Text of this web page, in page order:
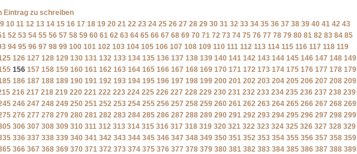
Eintrag zu schreiben
9 10 11 12 13 14 15 16 17 18 19 20 21 22 23 24 25 26 27 28 29 30 31 32 33 34 35 36 37 38 39 40 41 42 43
52 53 54 55 56 57 58 59 60 61 62 63 64 65 66 67 68 69 70 71 72 73 74 75 76 77 78 79 80 81 82 83 84 85
94 95 96 97 98 99 100 101 102 103 104 105 106 107 108 109 110 111 112 113 114 115 116 117 118 119
126 127 128 129 130 131 132 133 134 135 136 137 138 139 140 141 142 143 144 145 146 147 148 149
156 157 158 159 160 161 162 163 164 165 166 167 168 169 170 171 172 173 174 175 176 177 178 179
186 187 188 189 190 191 192 193 194 195 196 197 198 199 200 201 202 203 204 205 206 207 208 209
216 217 218 219 220 221 222 223 224 225 226 227 228 229 230 231 232 233 234 235 236 237 238 239
246 247 248 249 250 251 252 253 254 255 256 257 258 259 260 261 262 263 264 265 266 267 268 269
276 277 278 279 280 281 282 283 284 285 286 287 288 289 290 291 292 293 294 295 296 297 298 299
306 307 308 309 310 311 312 313 314 315 316 317 318 319 320 321 322 323 324 325 326 327 328 329
336 337 338 339 340 341 342 343 344 345 346 347 348 349 350 351 352 353 354 355 356 357 358 359
366 367 368 369 370 371 372 373 374 375 376 377 378 379 380 381 382 383 384 385 386 387 388 389